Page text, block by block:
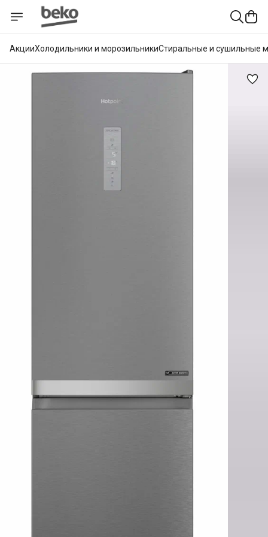
АкцииХолодильники и морозильникиСтиральные и сушильные